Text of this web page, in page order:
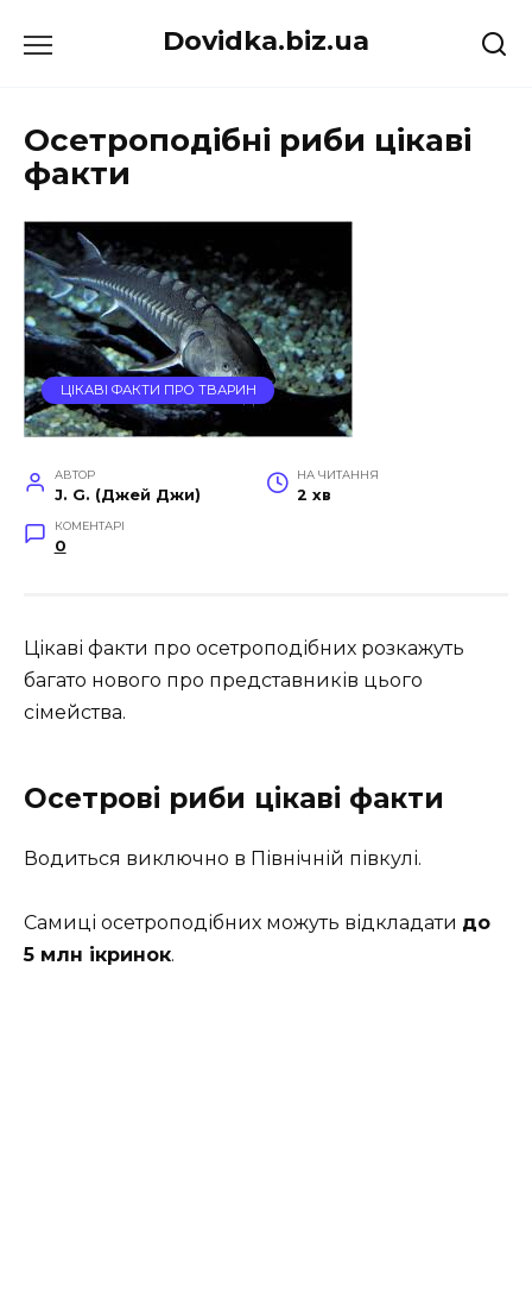
до
Dovidka.biz.ua
Осетроподібні риби цікаві
факти
ЦІКАВІ ФАКТИ ПРО ТВАРИН
АВТОР
J. G. (Джей Джи)
НА ЧИТАННЯ
2 хв
КОМЕНТАРІ
0
Цікаві факти про осетроподібних розкажуть
багато нового про представників цього
сімейства.
Осетрові риби цікаві факти
Водиться виключно в Північній півкулі.
Самиці осетроподібних можуть відкладати до
5 млн ікринок.